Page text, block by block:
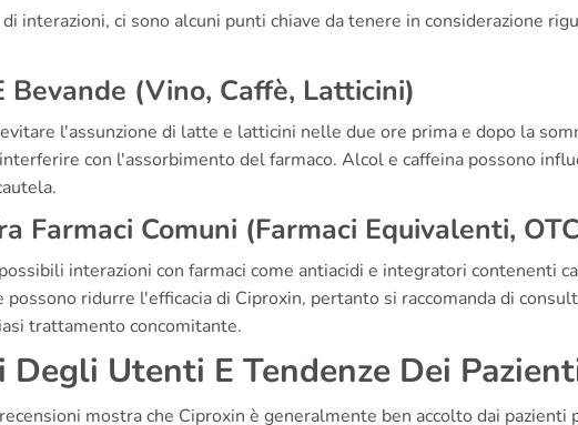
interazioni, ci sono alcuni punti chiave da tenere in considerazione
(Vino, Caffè, Latticini)
l'assunzione di latte e latticini nelle due ore prima e dopo la
con l'assorbimento del farmaco. Alcol e caffeina possono
Farmaci Comuni (Farmaci Equivalenti,
interazioni con farmaci come antiacidi e integratori contenenti
possono ridurre l'efficacia di Ciproxin, pertanto si raccomanda di
trattamento concomitante.
Degli Utenti E Tendenze Dei
mostra che Ciproxin è generalmente ben accolto dai